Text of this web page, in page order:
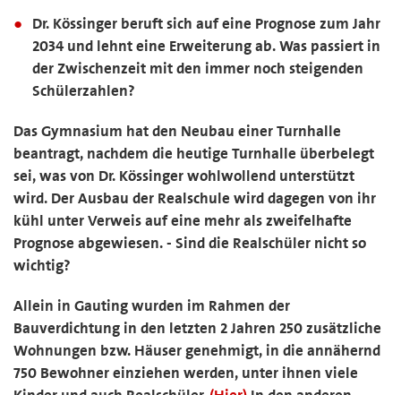
Dr. Kössinger beruft sich auf eine Prognose zum Jahr
2034 und lehnt eine Erweiterung ab. Was passiert in
der Zwischenzeit mit den immer noch steigenden
Schülerzahlen?
Das Gymnasium hat den Neubau einer Turnhalle
beantragt, nachdem die heutige Turnhalle überbelegt
sei, was von Dr. Kössinger wohlwollend unterstützt
wird. Der Ausbau der Realschule wird dagegen von ihr
kühl unter Verweis auf eine mehr als zweifelhafte
Prognose abgewiesen. - Sind die Realschüler nicht so
wichtig?
Allein in Gauting wurden im Rahmen der
Bauverdichtung in den letzten 2 Jahren 250 zusätzliche
Wohnungen bzw. Häuser genehmigt, in die annähernd
750 Bewohner einziehen werden, unter ihnen viele